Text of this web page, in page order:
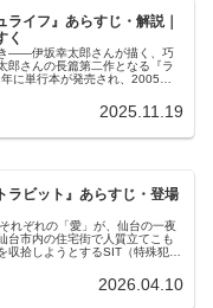
ライフ』あらすじ・解説｜
く
——伊坂幸太郎さんが描く、巧
郎さんの長篇第二作となる『ラ
に単行本が発売され、2005年
2025.11.19
ラビット』あらすじ・登場
れぞれの「愛」が、仙台の一夜
台市内の住宅街で人質立てこも
収拾しようとするSIT（特殊犯罪
2026.04.10